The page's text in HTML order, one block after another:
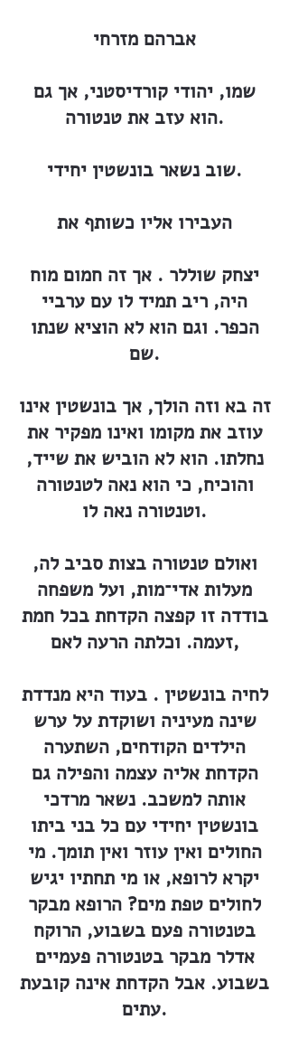
אברהם מזרחי
שמו, יהודי קורדיסטני, אך גם
הוא עזב את טנטורה.
שוב נשאר בונשטין יחידי.
העבירו אליו כשותף את
יצחק שוללר . אך זה חמום מוח
היה, ריב תמיד לו עם ערביי
הכפר. וגם הוא לא הוציא שנתו
שם.
זה בא וזה הולך, אך בונשטין אינו
עוזב את מקומו ואינו מפקיר את
נחלתו. הוא לא הוביש את שייד,
והוכיח, כי הוא נאה לטנטורה
וטנטורה נאה לו.
ואולם טנטורה בצות סביב לה,
מעלות אדי־מות, ועל משפחה
בודדה זו קפצה הקדחת בכל חמת
זעמה. וכלתה הרעה לאם,
לחיה בונשטין . בעוד היא מנדדת
שינה מעיניה ושוקדת על ערש
הילדים הקודחים, השתערה
הקדחת אליה עצמה והפילה גם
אותה למשכב. נשאר מרדכי
בונשטין יחידי עם כל בני ביתו
החולים ואין עוזר ואין תומך. מי
יקרא לרופא, או מי תחתיו יגיש
לחולים טפת מים? הרופא מבקר
בטנטורה פעם בשבוע, הרוקח
אדלר מבקר בטנטורה פעמיים
בשבוע. אבל הקדחת אינה קובעת
עתים.